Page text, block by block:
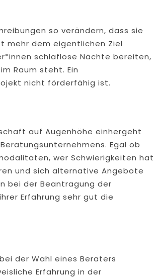
so verändern, dass sie
mehr dem eigentlichen Ziel
schlaflose Nächte bereiten,
Raum steht. Ein
nicht förderfähig ist.
auf Augenhöhe einhergeht
Egal ob
wer Schwierigkeiten hat
und sich alternative Angebote
bei der Beantragung der
Erfahrung sehr gut die
der Wahl eines Beraters
Erfahrung in der